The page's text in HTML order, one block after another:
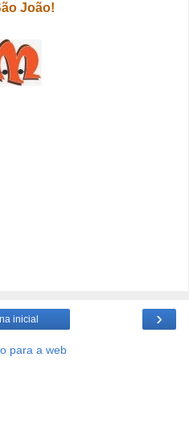
João!
›
inicial
para a web